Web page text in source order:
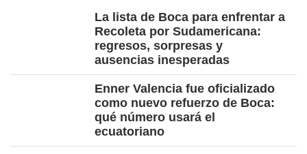
La lista de Boca para enfrentar a
Recoleta por Sudamericana:
regresos, sorpresas y
ausencias inesperadas
Enner Valencia fue oficializado
como nuevo refuerzo de Boca:
qué número usará el
ecuatoriano